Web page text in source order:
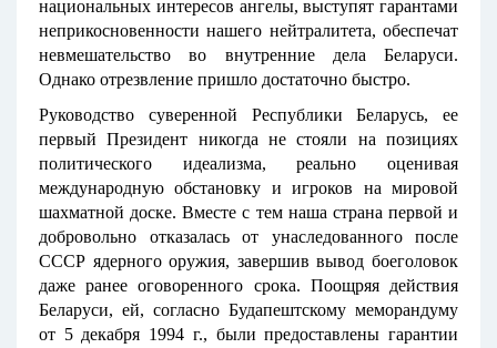
национальных интересов ангелы, выступят гарантами
неприкосновенности нашего нейтралитета, обеспечат
невмешательство во внутренние дела Беларуси.
Однако отрезвление пришло достаточно быстро.
Руководство суверенной Республики Беларусь, ее
первый Президент никогда не стояли на позициях
политического идеализма, реально оценивая
международную обстановку и игроков на мировой
шахматной доске. Вместе с тем наша страна первой и
добровольно отказалась от унаследованного после
СССР ядерного оружия, завершив вывод боеголовок
даже ранее оговоренного срока. Поощряя действия
Беларуси, ей, согласно Будапештскому меморандуму
от 5 декабря 1994 г., были предоставлены гарантии